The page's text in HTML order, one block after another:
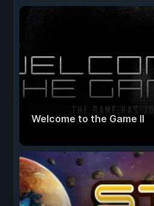
Welcome to the Game II